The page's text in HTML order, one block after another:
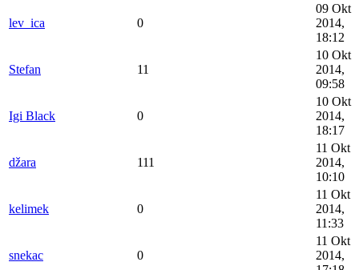
lev_ica 0
09 Okt
2014,
18:12
Stefan 11
10 Okt
2014,
09:58
Igi Black 0
10 Okt
2014,
18:17
džara 111
11 Okt
2014,
10:10
kelimek 0
11 Okt
2014,
11:33
snekac 0
11 Okt
2014,